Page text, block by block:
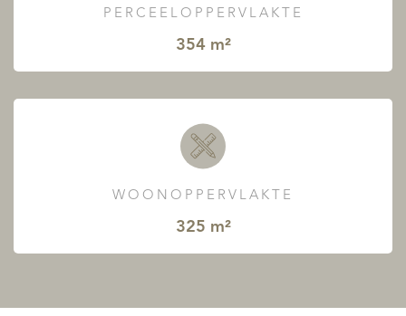
PERCEELOPPERVLAKTE
354 m²
WOONOPPERVLAKTE
325 m²